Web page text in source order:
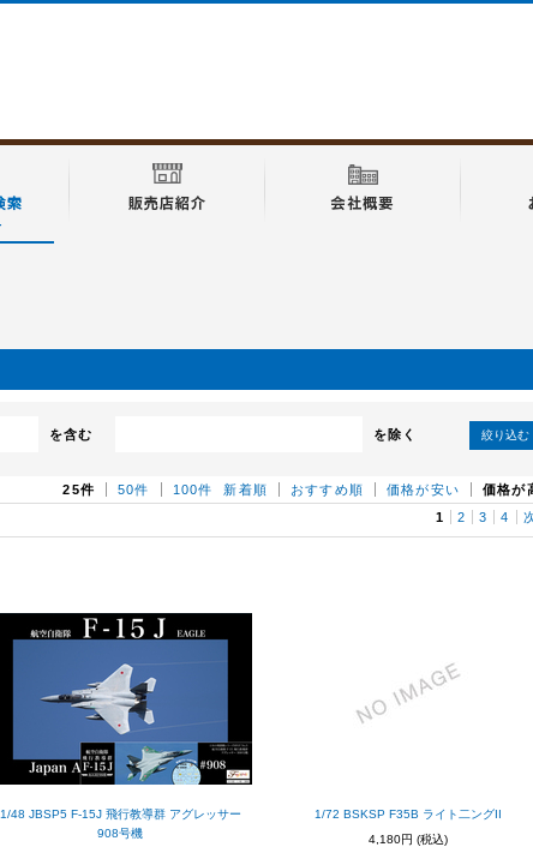
を含む を除く 絞り込む
新着順 おすすめ順 価格が安い 価格が
25件 50件
100件
1 2 3 4
1/48 JBSP5 F-15J 飛行教導群 アグレッサー
908号機
1/72 BSKSP F35B ライト二ングII
4,180円 (税込)